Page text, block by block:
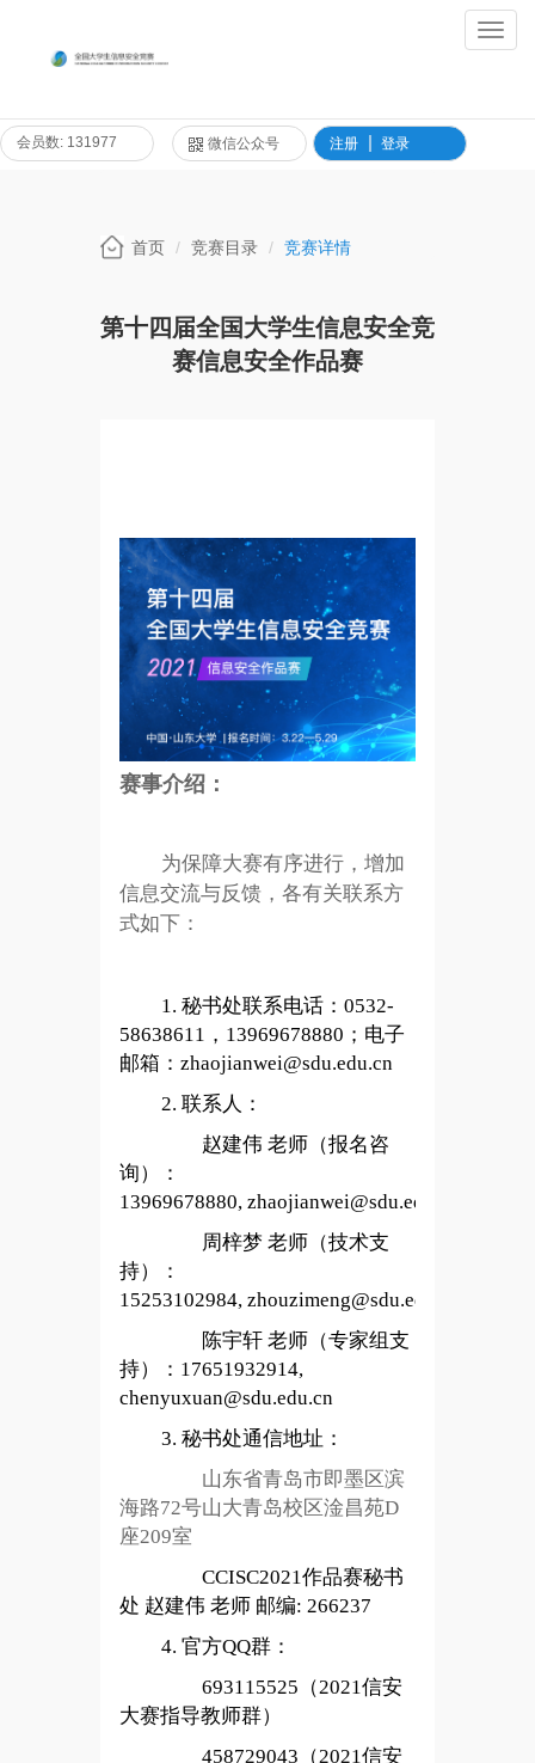
会员数: 131977 微信公众号 注册 登录
首页 竞赛目录 竞赛详情
第十四届全国大学生信息安全竞
赛信息安全作品赛
赛事介绍：
为保障大赛有序进行，增加
信息交流与反馈，各有关联系方
式如下：
1. 秘书处联系电话：0532-
58638611，13969678880；电子
邮箱：zhaojianwei@sdu.edu.cn
2. 联系人：
赵建伟 老师（报名咨
询）：
13969678880, zhaojianwei@sdu.edu.cn
周梓梦 老师（技术支
持）：
15253102984, zhouzimeng@sdu.edu.cn
陈宇轩 老师（专家组支
持）：17651932914,
chenyuxuan@sdu.edu.cn
3. 秘书处通信地址：
山东省青岛市即墨区滨
海路72号山大青岛校区淦昌苑D
座209室
CCISC2021作品赛秘书
处 赵建伟 老师 邮编: 266237
4. 官方QQ群：
693115525（2021信安
大赛指导教师群）
458729043（2021信安